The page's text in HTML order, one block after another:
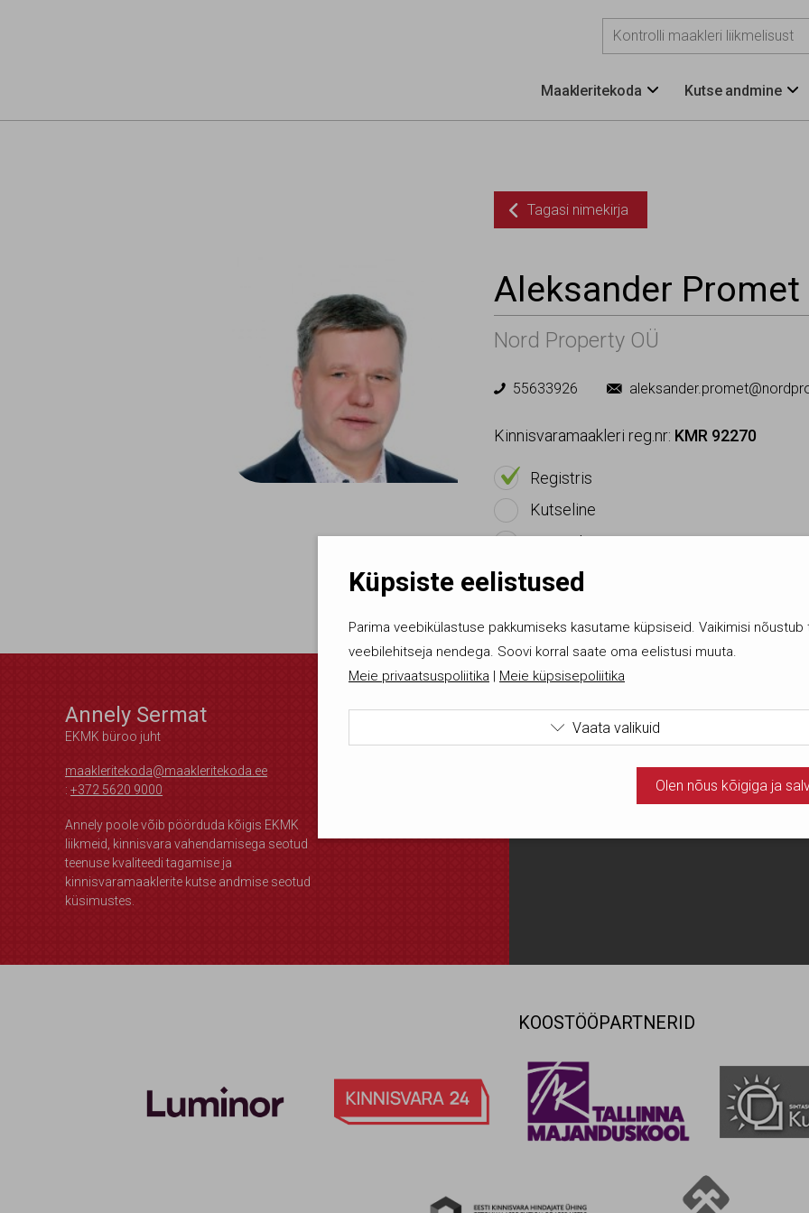
Maakleritekoda  Kutse andmine 
 Tagasi nimekirja
Aleksander Promet
Nord Property OÜ
 55633926 
Kinnisvaramaakleri reg.nr: KMR 92270
 On
Registris
Ei ole
Kutseline
Ei ole
EKMK liige
Annely Sermat
EKMK büroo juht
maakleritekoda@maakleritekoda.ee
:+372 5620 9000
Annely poole võib pöörduda kõigis EKMK
liikmeid, kinnisvara vahendamisega seotud
teenuse kvaliteedi tagamise ja
kinnisvaramaaklerite kutse andmise seotud
küsimustes.
Korduma kippuvad
KOOSTÖÖPARTNERID
Küpsiste eelistused
Parima veebikülastuse pakkumiseks kasutame küpsiseid. Vaikimisi nõustub
veebilehitseja nendega. Soovi korral saate oma eelistusi muuta.
Meie privaatsuspoliitika
Meie küpsisepoliitika
 Vaata valikuid
Kasutame tehnilisi küpsiseid, mis on vajalikud veebi toimimiseks.
Olen nõus kõigiga ja